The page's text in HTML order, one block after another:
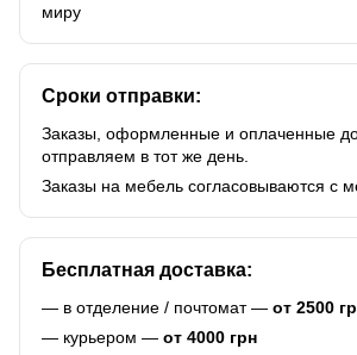
миру
Сроки отправки:
Заказы, оформленные и оплаченные
отправляем в тот же день.
Заказы на мебель согласовываются с
Бесплатная доставка:
— в отделение / почтомат — от 2500
— курьером — от 4000 грн